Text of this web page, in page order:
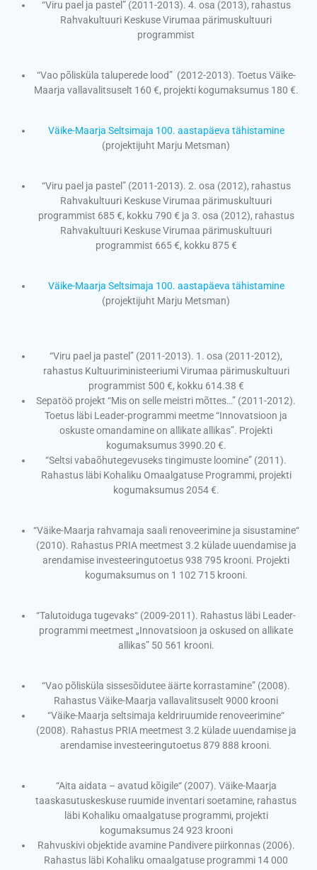
“Viru pael ja pastel” (2011-2013). 4. osa (2013), rahastus
Rahvakultuuri Keskuse Virumaa pärimuskultuuri
programmist
“Vao põlisküla taluperede lood” (2012-2013). Toetus Väike-
Maarja vallavalitsuselt 160 €, projekti kogumaksumus 180 €.
Väike-Maarja Seltsimaja 100. aastapäeva tähistamine
(projektijuht Marju Metsman)
“Viru pael ja pastel” (2011-2013). 2. osa (2012), rahastus
Rahvakultuuri Keskuse Virumaa pärimuskultuuri
programmist 685 €, kokku 790 € ja 3. osa (2012), rahastus
Rahvakultuuri Keskuse Virumaa pärimuskultuuri
programmist 665 €, kokku 875 €
Väike-Maarja Seltsimaja 100. aastapäeva tähistamine
(projektijuht Marju Metsman)
“Viru pael ja pastel” (2011-2013). 1. osa (2011-2012),
rahastus Kultuuriministeeriumi Virumaa pärimuskultuuri
programmist 500 €, kokku 614.38 €
Sepatöö projekt “Mis on selle meistri mõttes…” (2011-2012).
Toetus läbi Leader-programmi meetme “Innovatsioon ja
oskuste omandamine on allikate allikas”. Projekti
kogumaksumus 3990.20 €.
“Seltsi vabaõhutegevuseks tingimuste loomine” (2011).
Rahastus läbi Kohaliku Omaalgatuse Programmi, projekti
kogumaksumus 2054 €.
“Väike-Maarja rahvamaja saali renoveerimine ja sisustamine“
(2010). Rahastus PRIA meetmest 3.2 külade uuendamise ja
arendamise investeeringutoetus 938 795 krooni. Projekti
kogumaksumus on 1 102 715 krooni.
“Talutoiduga tugevaks“ (2009-2011). Rahastus läbi Leader-
programmi meetmest „Innovatsioon ja oskused on allikate
allikas” 50 561 krooni.
“Vao põlisküla sissesõidutee äärte korrastamine” (2008).
Rahastus Väike-Maarja vallavalitsuselt 9000 krooni
“Väike-Maarja seltsimaja keldriruumide renoveerimine“
(2008). Rahastus PRIA meetmest 3.2 külade uuendamise ja
arendamise investeeringutoetus 879 888 krooni.
“Aita aidata – avatud kõigile“ (2007). Väike-Maarja
taaskasutuskeskuse ruumide inventari soetamine, rahastus
läbi Kohaliku omaalgatuse programmi, projekti
kogumaksumus 24 923 krooni
Rahvuskivi objektide avamine Pandivere piirkonnas (2006).
Rahastus läbi Kohaliku omaalgatuse programmi 14 000